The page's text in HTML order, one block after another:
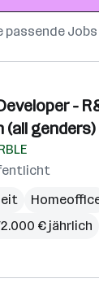
passende
-
(all genders)
€ jährlich